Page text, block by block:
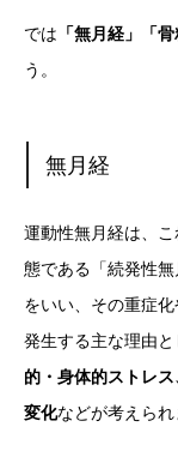
では 「無月経」「骨
う。
無月経
運動性無月経は、
態である「続発性
をいい、その重症化
発生する主な理由と
的・身体的ストレ
変化などが考えられ